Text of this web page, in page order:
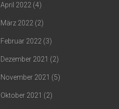
April 2022 (4)
März 2022 (2)
Februar 2022 (3)
Dezember 2021 (2)
November 2021 (5)
Oktober 2021 (2)